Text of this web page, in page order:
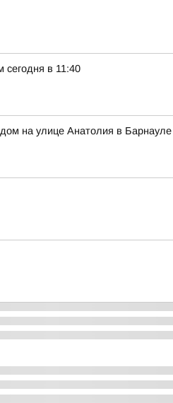
в 11:40
на улице Анатолия в Барнауле